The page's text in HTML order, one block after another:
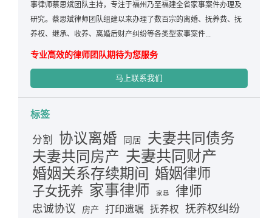
事律师蔡思斌团队主持，专注于福州乃至福建全省家事案件办理及
研究。蔡思斌律师团队组建以来办理了数百宗的离婚、抚养费、抚
养权、继承、收养、离婚后财产纠纷等各类型家事案件...
专业高效的律师团队期待为您服务
马上联系我们
标签
分割 协议离婚 同居 夫妻共同债务
夫妻共同房产 夫妻共同财产
婚姻关系存续期间 婚姻律师
子女抚养 家事律师 家暴 律师
忠诚协议 房产 打印遗嘱 抚养权 抚养权纠纷